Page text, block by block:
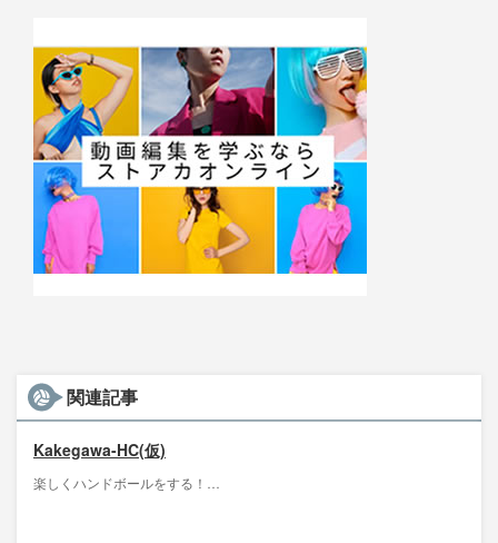
関連記事
Kakegawa-HC(仮)
楽しくハンドボールをする！…